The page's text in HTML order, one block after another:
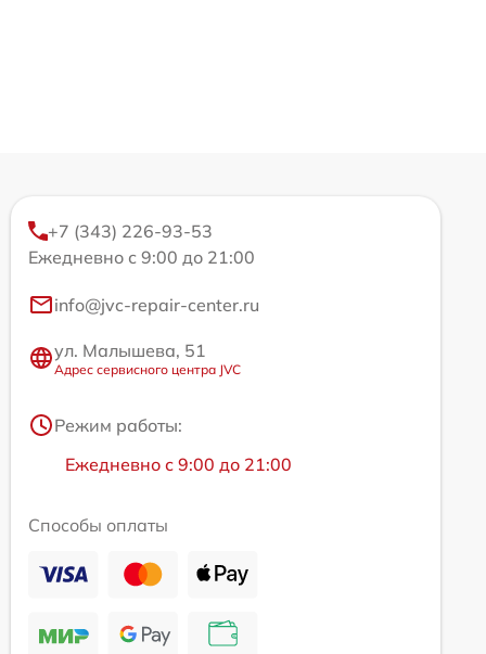
+7 (343) 226-93-53
Ежедневно с 9:00 до 21:00
info@jvc-repair-center.ru
ул. Малышева, 51
Адрес сервисного центра JVC
Режим работы:
Ежедневно с 9:00 до 21:00
Способы оплаты